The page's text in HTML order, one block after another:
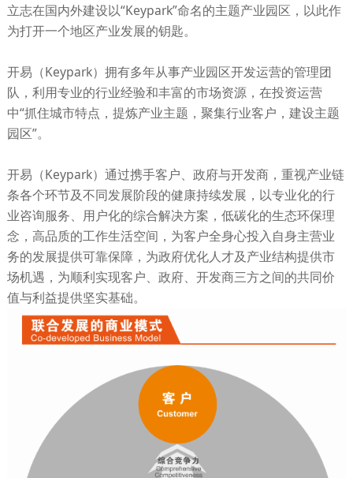
立志在国内外建设以“Keypark”命名的主题产业园区，以此作
为打开一个地区产业发展的钥匙。
开易（Keypark）拥有多年从事产业园区开发运营的管理团
队，利用专业的行业经验和丰富的市场资源，在投资运营
中“抓住城市特点，提炼产业主题，聚集行业客户，建设主题
园区”。
开易（Keypark）通过携手客户、政府与开发商，重视产业链
条各个环节及不同发展阶段的健康持续发展，以专业化的行
业咨询服务、用户化的综合解决方案，低碳化的生态环保理
念，高品质的工作生活空间，为客户全身心投入自身主营业
务的发展提供可靠保障，为政府优化人才及产业结构提供市
场机遇，为顺利实现客户、政府、开发商三方之间的共同价
值与利益提供坚实基础。